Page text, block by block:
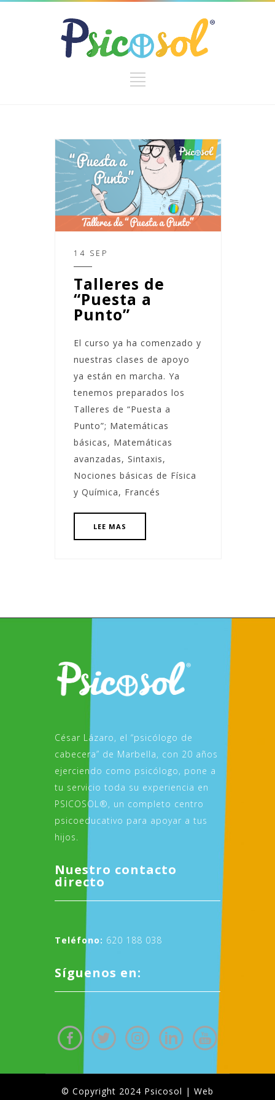
14 SEP
Talleres de
“Puesta a
Punto”
El curso ya ha comenzado y
nuestras clases de apoyo
ya están en marcha. Ya
tenemos preparados los
Talleres de “Puesta a
Punto”; Matemáticas
básicas, Matemáticas
avanzadas, Sintaxis,
Nociones básicas de Física
y Química, Francés
LEE MAS
César Lázaro, el “psicólogo de
cabecera” de Marbella, con 20 años
ejerciendo como psicólogo, pone a
tu servicio toda su experiencia en
PSICOSOL®, un completo centro
psicoeducativo para apoyar a tus
hijos.
Nuestro contacto
directo
Teléfono: 620 188 038
Síguenos en:
© Copyright 2024 Psicosol | Web